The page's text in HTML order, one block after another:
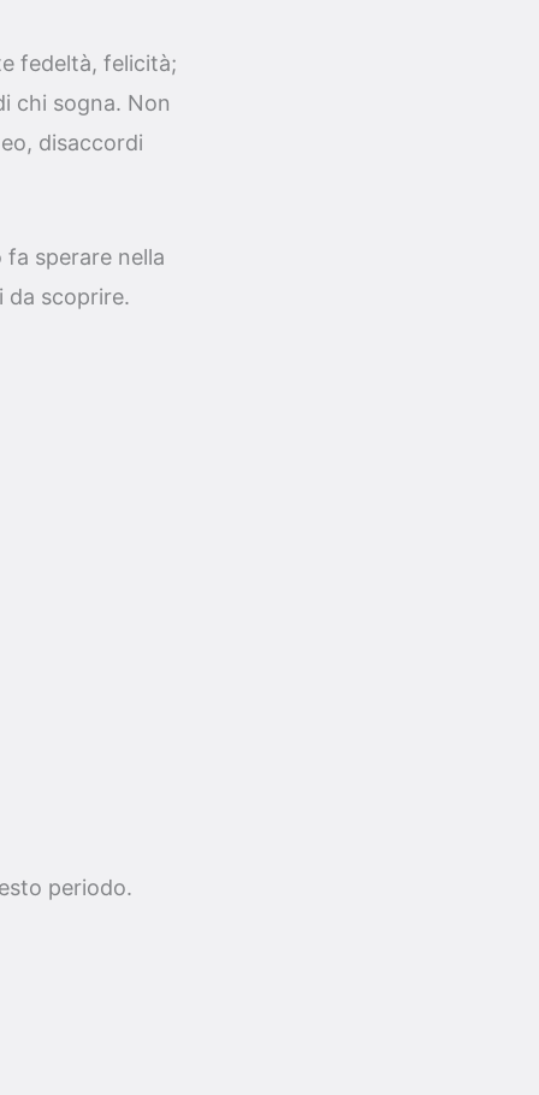
fedeltà, felicità;
chi sogna. Non
disaccordi
sperare nella
da scoprire.
periodo.